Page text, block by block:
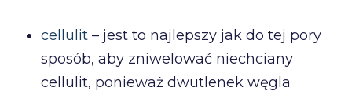
cellulit – jest to najlepszy jak do tej pory
sposób, aby zniwelować niechciany
cellulit, ponieważ dwutlenek węgla